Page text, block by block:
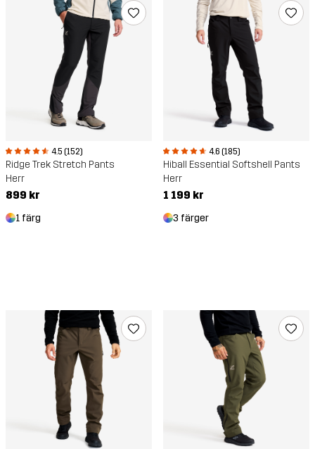
4.5 (152)
Ridge Trek Stretch Pants
Herr
899 kr
1 färg
4.6 (185)
Hiball Essential Softshell Pants
Herr
1 199 kr
3 färger